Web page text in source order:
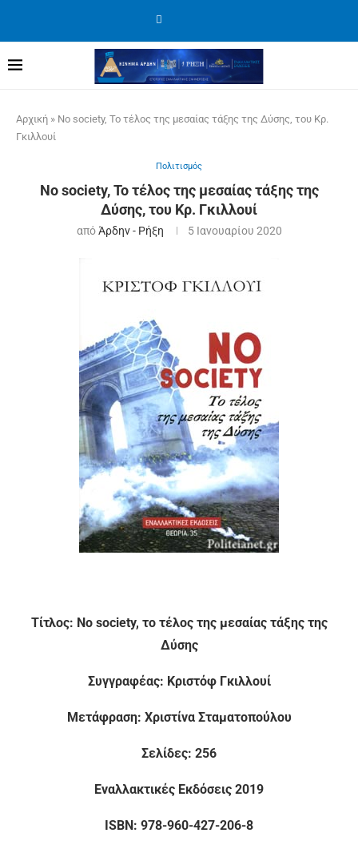
Αρχική » No society, Το τέλος της μεσαίας τάξης της Δύσης, του Κρ.
Γκιλλουί
Πολιτισμός
No society, Το τέλος της μεσαίας τάξης της
Δύσης, του Κρ. Γκιλλουί
απόΆρδην - Ρήξη 5 Ιανουαρίου 2020
Τίτλος: No society, το τέλος της μεσαίας τάξης της
Δύσης
Συγγραφέας: Κριστόφ Γκιλλουί
Μετάφραση: Χριστίνα Σταματοπούλου
Σελίδες: 256
Εναλλακτικές Εκδόσεις 2019
ISBN: 978-960-427-206-8